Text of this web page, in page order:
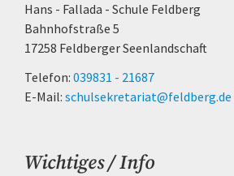
Hans - Fallada - Schule Feldberg
Bahnhofstraße 5
17258 Feldberger Seenlandschaft
Telefon: 039831 - 21687
E-Mail: schulsekretariat@feldberg.de
Wichtiges / Info